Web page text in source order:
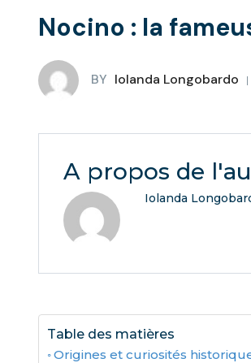
Nocino : la
BY Iolanda Longobardo
A propos de
Iolanda
Table des matières
Origines et curiosités